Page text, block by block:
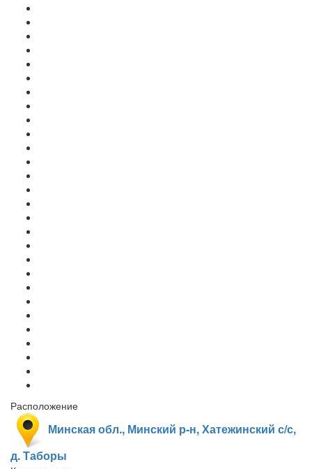
Расположение
Минская обл., Минский р-н, Хатежинский с/с,
д. Таборы